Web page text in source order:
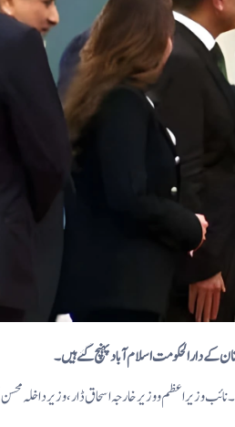
دارالحکومت اسلام آباد پہنچ گئے ہیں۔
وزیراعظم و وزیر خارجہ اسحاق ڈار، وزیر داخلہ